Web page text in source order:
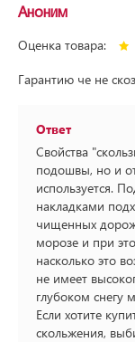
Аноним
Оценка товара:
Гарантию че не
Ответ
Свойства
подошвы, но и
используется.
накладками
чищенных
морозе и при
насколько это
не имеет
глубоком снегу
Если хотите
скольжения,